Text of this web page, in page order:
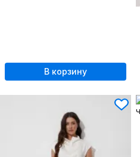
В корзину